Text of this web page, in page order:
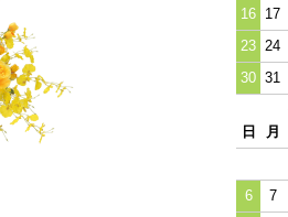
16 17
23 24
30 31
日
月
6
7